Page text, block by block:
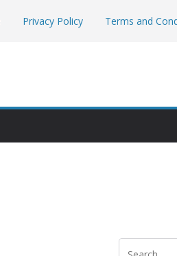
Privacy Policy Terms and